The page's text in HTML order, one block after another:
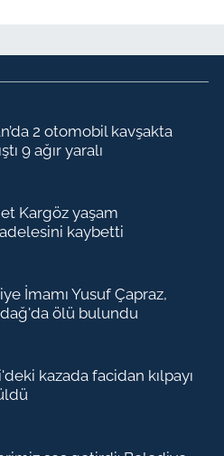
2 otomobil kavşakta
9 ağır yaralı
Kargöz yaşam
kaybetti
İmamı Yusuf Çapraz,
ölü bulundu
kazada facidan kılpayı